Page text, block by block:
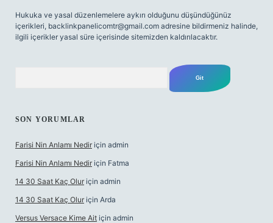
Hukuka ve yasal düzenlemelere aykırı olduğunu düşündüğünüz
içerikleri, backlinkpanelicomtr@gmail.com adresine bildirmeniz halinde,
ilgili içerikler yasal süre içerisinde sitemizden kaldırılacaktır.
SON YORUMLAR
Farisi Nin Anlamı Nedir için admin
Farisi Nin Anlamı Nedir için Fatma
14 30 Saat Kaç Olur için admin
14 30 Saat Kaç Olur için Arda
Versus Versace Kime Ait için admin